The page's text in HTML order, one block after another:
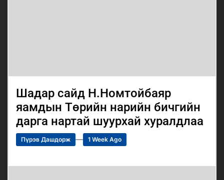
Шадар сайд Н.Номтойбаяр
яамдын Төрийн нарийн бичгийн
дарга нартай шуурхай хуралдлаа
Пүрэв Дашдорж 1 Week Ago